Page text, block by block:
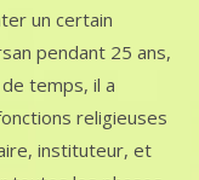
un certain
pendant 25 ans,
temps, il a
religieuses
instituteur, et